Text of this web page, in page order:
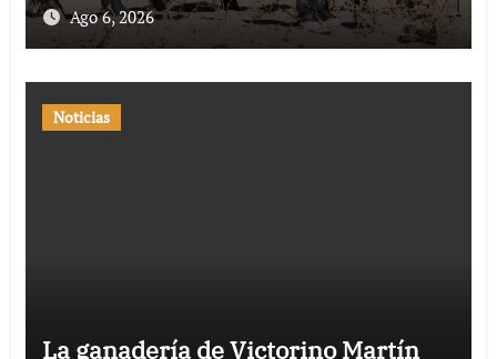
Ago 6, 2026
Noticias
La ganadería de Victorino Martín